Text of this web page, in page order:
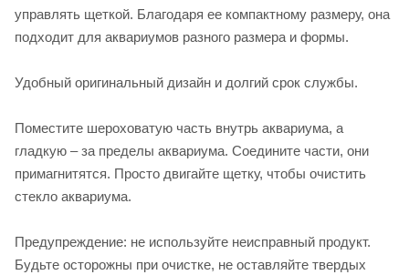
управлять щеткой. Благодаря ее компактному размеру, она
подходит для аквариумов разного размера и формы.
Удобный оригинальный дизайн и долгий срок службы.
Поместите шероховатую часть внутрь аквариума, а
гладкую – за пределы аквариума. Соедините части, они
примагнитятся. Просто двигайте щетку, чтобы очистить
стекло аквариума.
Предупреждение: не используйте неисправный продукт.
Будьте осторожны при очистке, не оставляйте твердых